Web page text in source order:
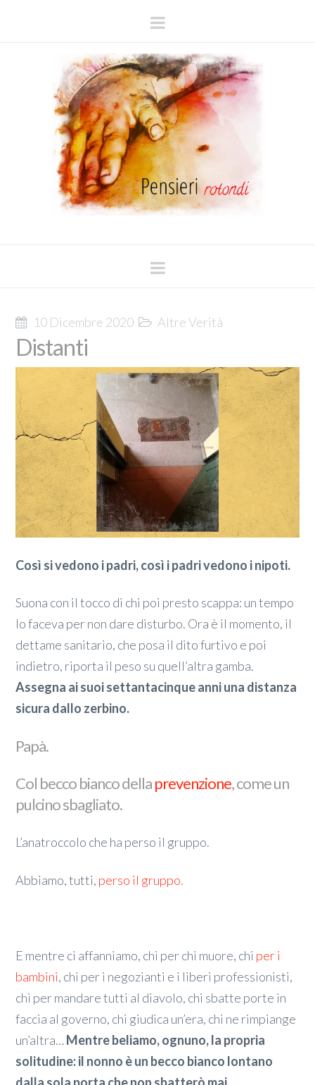
Navigation
Navigation
10 Dicembre 2020 Altre Verità
Distanti
Così si vedono i padri, così i padri vedono i nipoti.
Suona con il tocco di chi poi presto scappa: un tempo
lo faceva per non dare disturbo. Ora è il momento, il
dettame sanitario, che posa il dito furtivo e poi
indietro, riporta il peso su quell’altra gamba.
Assegna ai suoi settantacinque anni una distanza
sicura dallo zerbino.
Papà.
Col becco bianco dellaprevenzione, come un
pulcino sbagliato.
L’anatroccolo che ha perso il gruppo.
Abbiamo, tutti, perso il gruppo.
E mentre ci affanniamo, chi per chi muore, chi per i
bambini, chi per i negozianti e i liberi professionisti,
chi per mandare tutti al diavolo, chi sbatte porte in
faccia al governo, chi giudica un’era, chi ne rimpiange
un’altra…Mentre beliamo, ognuno, la propria
solitudine: il nonno è un becco bianco lontano